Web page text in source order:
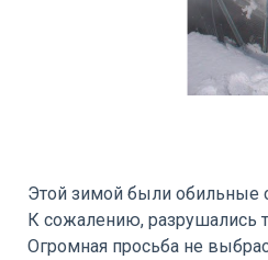
Этой зимой были обильные
К сожалению, разрушались
Огромная просьба не